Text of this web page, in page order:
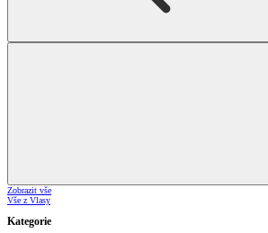
Zobrazit vše
Vše z Vlasy
Kategorie